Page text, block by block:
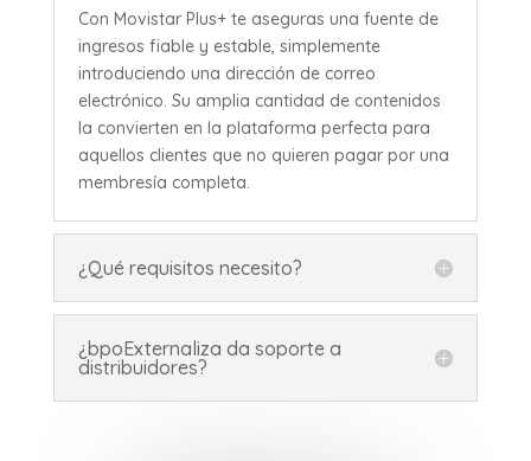
Con Movistar Plus+ te aseguras una fuente de
ingresos fiable y estable, simplemente
introduciendo una dirección de correo
electrónico. Su amplia cantidad de contenidos
la convierten en la plataforma perfecta para
aquellos clientes que no quieren pagar por una
membresía completa.
¿Qué requisitos necesito?
¿bpoExternaliza da soporte a
distribuidores?